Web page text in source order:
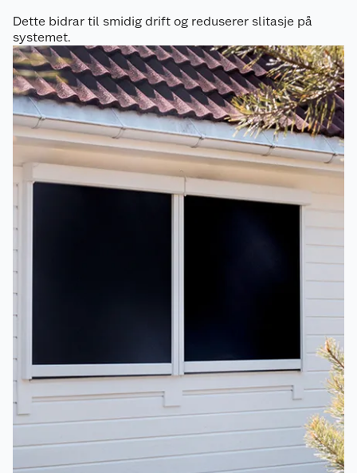
Dette bidrar til smidig drift og reduserer slitasje på
systemet.